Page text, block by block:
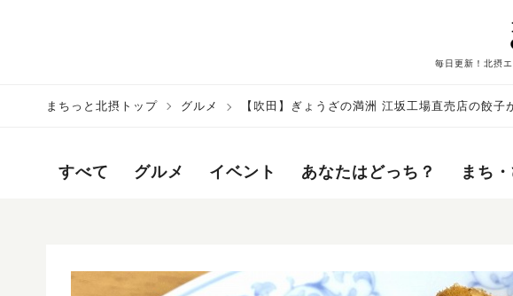
毎日更新！北摂
まちっと北摂トップ グルメ
【吹田】ぎょうざの満洲 江坂工場直売店の餃
すべて グルメ イベント あなたはどっち？ まち